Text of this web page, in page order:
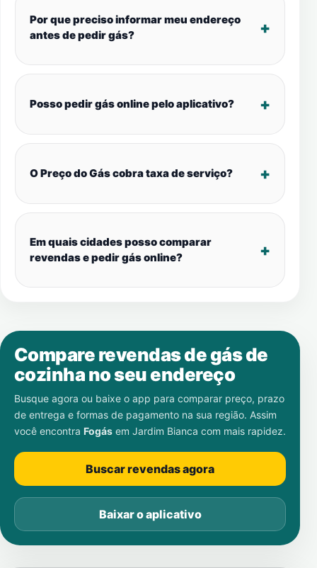
Por que preciso informar meu endereço
antes de pedir gás?
Posso pedir gás online pelo aplicativo?
O Preço do Gás cobra taxa de serviço?
Em quais cidades posso comparar
revendas e pedir gás online?
Compare revendas de gás de
cozinha no seu endereço
Busque agora ou baixe o app para comparar preço, prazo
de entrega e formas de pagamento na sua região. Assim
você encontra Fogás em Jardim Bianca com mais rapidez.
Buscar revendas agora
Baixar o aplicativo